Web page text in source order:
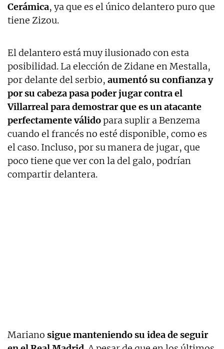
Cerámica, ya que es el único delantero puro que
tiene Zizou.
El delantero está muy ilusionado con esta
posibilidad. La elección de Zidane en Mestalla,
por delante del serbio, aumentó su confianza y
por su cabeza pasa poder jugar contra el
Villarreal para demostrar que es un atacante
perfectamente válidopara suplir a Benzema
cuando el francés no esté disponible, como es
el caso. Incluso, por su manera de jugar, que
poco tiene que ver con la del galo, podrían
compartir delantera.
Mariano sigue manteniendo su idea de seguir